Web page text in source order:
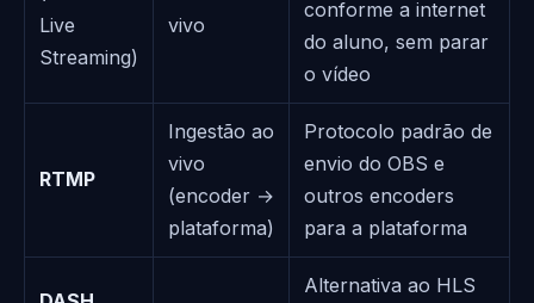
Live
Streaming)
vivo
conforme a internet
do aluno, sem parar
o vídeo
RTMP
Ingestão ao
vivo
(encoder →
plataforma)
Protocolo padrão de
envio do OBS e
outros encoders
para a plataforma
Alternativa ao HLS